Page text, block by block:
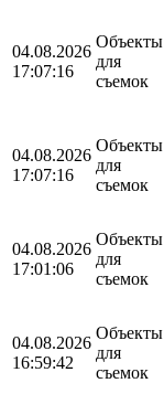
04.08.2026
17:07:16
Объекты
для
съемок
04.08.2026
17:07:16
Объекты
для
съемок
04.08.2026
17:01:06
Объекты
для
съемок
04.08.2026
16:59:42
Объекты
для
съемок